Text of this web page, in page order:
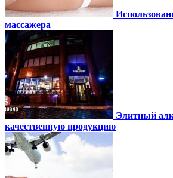
массажера
Элитный
качественную продукцию